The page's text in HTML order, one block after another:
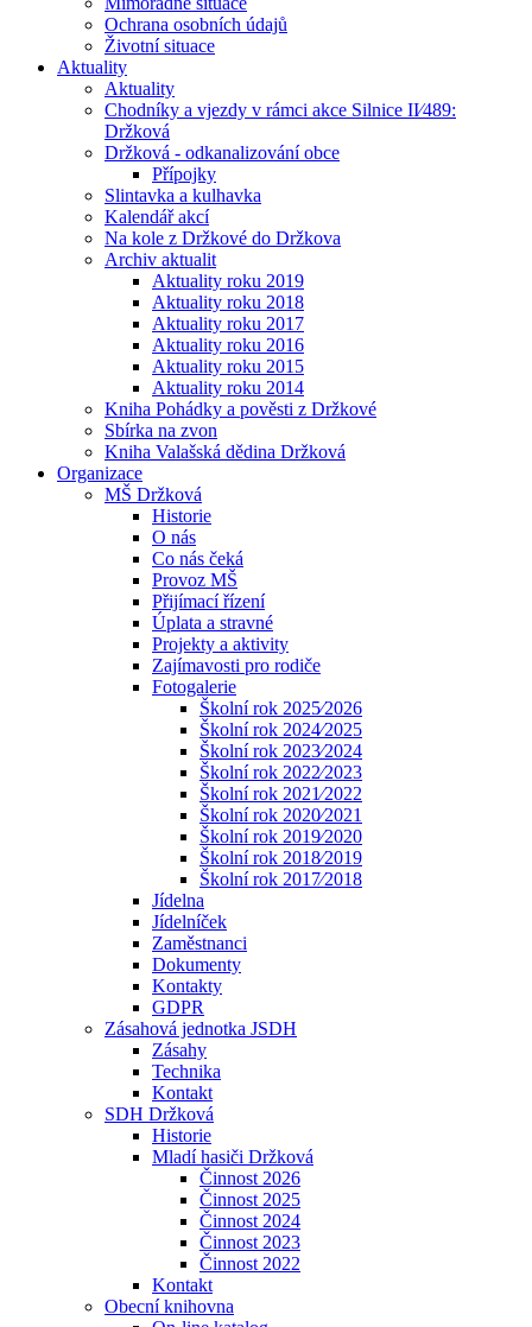
Ochrana osobních údajů
Životní situace
Aktuality
Aktuality
Chodníky a vjezdy v rámci akce Silnice II⁄489:
Držková
Držková - odkanalizování obce
Přípojky
Slintavka a kulhavka
Kalendář akcí
Na kole z Držkové do Držkova
Archiv aktualit
Aktuality roku 2019
Aktuality roku 2018
Aktuality roku 2017
Aktuality roku 2016
Aktuality roku 2015
Aktuality roku 2014
Kniha Pohádky a pověsti z Držkové
Sbírka na zvon
Kniha Valašská dědina Držková
Organizace
MŠ Držková
Historie
O nás
Co nás čeká
Provoz MŠ
Přijímací řízení
Úplata a stravné
Projekty a aktivity
Zajímavosti pro rodiče
Fotogalerie
Školní rok 2025⁄2026
Školní rok 2024⁄2025
Školní rok 2023⁄2024
Školní rok 2022⁄2023
Školní rok 2021⁄2022
Školní rok 2020⁄2021
Školní rok 2019⁄2020
Školní rok 2018⁄2019
Školní rok 2017⁄2018
Jídelna
Jídelníček
Zaměstnanci
Dokumenty
Kontakty
GDPR
Zásahová jednotka JSDH
Zásahy
Technika
Kontakt
SDH Držková
Historie
Mladí hasiči Držková
Činnost 2026
Činnost 2025
Činnost 2024
Činnost 2023
Činnost 2022
Kontakt
Obecní knihovna